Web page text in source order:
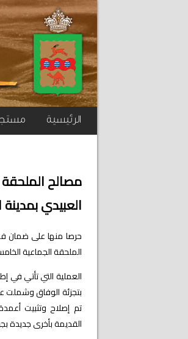
الرئيسية
مصالح
العبيدي
حرصا منها على ضمان
الملحقة الجماعية الخامسة صباح اليوم الأربعاء 15 ماي
العملية التي تأتي في
بتجزئة الوفاق وشملت
تم إصلاح وتثبيت
القديمة بأخرى جديدة